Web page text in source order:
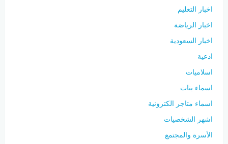
اخبار التعليم
اخبار الرياضة
اخبار السعودية
ادعية
اسلاميات
اسماء بنات
اسماء متاجر الكترونية
اشهر الشخصيات
الأسرة والمجتمع